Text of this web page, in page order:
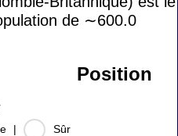
de ∼600.0
|
Sûr
Position